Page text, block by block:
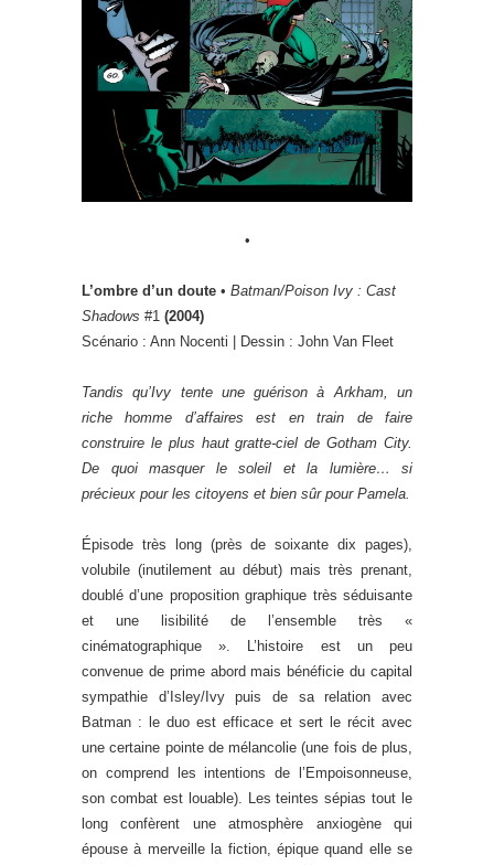
•
L’ombre d’un doute • Batman/Poison Ivy : Cast
Shadows #1 (2004)
Scénario : Ann Nocenti | Dessin : John Van Fleet
Tandis qu’Ivy tente une guérison à Arkham, un
riche homme d’affaires est en train de faire
construire le plus haut gratte-ciel de Gotham City.
De quoi masquer le soleil et la lumière… si
précieux pour les citoyens et bien sûr pour Pamela.
Épisode très long (près de soixante dix pages),
volubile (inutilement au début) mais très prenant,
doublé d’une proposition graphique très séduisante
et une lisibilité de l’ensemble très «
cinématographique ». L’histoire est un peu
convenue de prime abord mais bénéficie du capital
sympathie d’Isley/Ivy puis de sa relation avec
Batman : le duo est efficace et sert le récit avec
une certaine pointe de mélancolie (une fois de plus,
on comprend les intentions de l’Empoisonneuse,
son combat est louable). Les teintes sépias tout le
long confèrent une atmosphère anxiogène qui
épouse à merveille la fiction, épique quand elle se